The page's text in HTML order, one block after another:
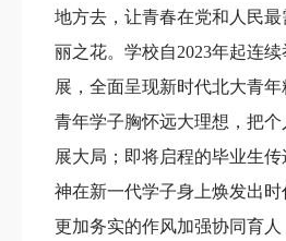
地方去，让青春在党和人民
丽之花。学校自2023年起连
展，全面呈现新时代北大青
青年学子胸怀远大理想，把
展大局；即将启程的毕业生
神在新一代学子身上焕发出
更加务实的作风加强协同育